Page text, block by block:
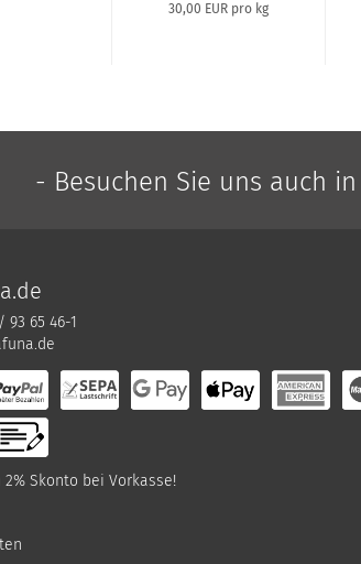
30,00 EUR pro kg
- Besuchen Sie uns auch
93 65 46-1
Skonto bei Vorkasse!